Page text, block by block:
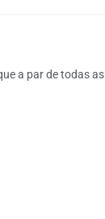
a par de todas as